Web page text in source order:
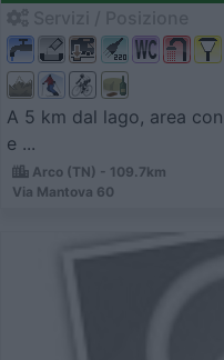
A 5 km dal lago, area
e ...
Arco (TN) - 109.7km
Via Mantova 60